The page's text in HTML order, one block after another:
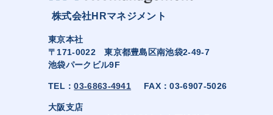
株式会社HRマネジメント
東京本社
〒171-0022 東京都豊島区南池袋2-49-7
池袋パークビル9F
TEL：03-6863-4941 FAX：03-6907-5026
大阪支店